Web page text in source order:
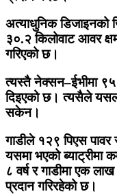
अत्याधुनिक डिजाइनको
३०.२ किलोवाट आवर
गरिएको छ।
त्यस्तै नेक्सन–ईभीमा ९५
दिइएको छ। त्यसैले
सकेन।
गाडीले १२९ पिएस पावर
यसमा भएको ब्याट्रीमा
८ वर्ष र गाडीमा एक
प्रदान गरिरहेको छ।